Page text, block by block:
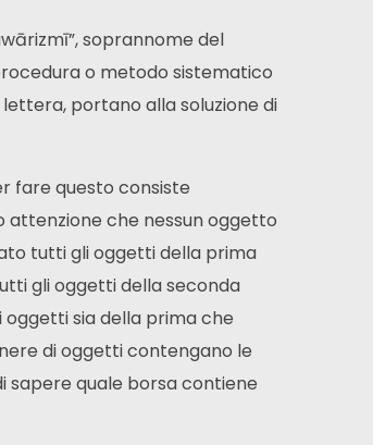
soprannome del
o metodo sistematico
portano alla soluzione di
fare questo consiste
che nessun oggetto
tutti gli oggetti della prima
gli oggetti della seconda
sia della prima che
di oggetti contengano le
sapere quale borsa contiene